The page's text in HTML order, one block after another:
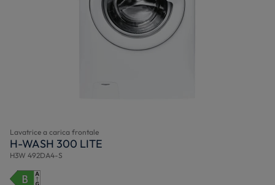
Lavatrice a carica frontale
H-WASH 300 LITE
H3W 492DA4-S